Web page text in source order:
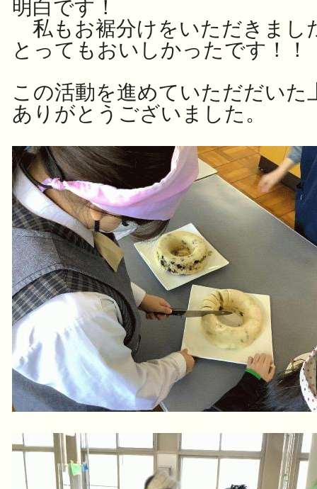
明白です！
私もお裾分けをいただきまし
とってもおいしかったです！！
この活動を進めていただだいた
ありがとうございました。